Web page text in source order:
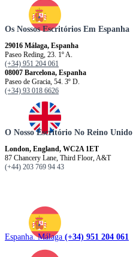
Os Nossos Escritórios Em Espanha
29016 Málaga, Espanha
Paseo Reding, 23. 1º A.
(+34) 951 204 061
08007 Barcelona, ​​​​​Espanha
Paseo de Gracia, 54. 3º D.
(+34) 93 018 6626
O Nosso Escritório No Reino Unido
London, England, WC2A 1ET
87 Chancery Lane, Third Floor, A&T
(+44) 203 769 94 43
Espanha. Málaga (+34) 951 204 061